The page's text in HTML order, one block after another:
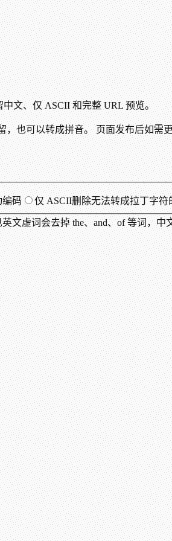
文、仅 ASCII 和完整 URL 预览。
也可以转成拼音。 页面发布后如需
编码 仅 ASCII删除无法转成拉丁字符
英文虚词会去掉 the、and、of 等词，中